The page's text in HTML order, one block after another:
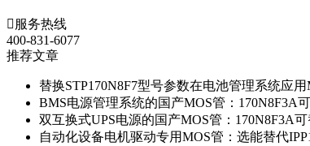
 服务热线
400-831-6077
推荐文章
替换STP170N8F7型号参数在电池管理系统应用
BMS电源管理系统的国产MOS管：170N8F3A
双互换式UPS电源的国产MOS管：170N8F3A可
自动化设备电机驱动专用MOS管：选能替代